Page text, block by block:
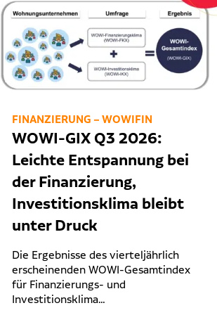
FINANZIERUNG – WOWIFIN
WOWI-GIX Q3 2026:
Leichte Entspannung bei
der Finanzierung,
Investitionsklima bleibt
unter Druck
Die Ergebnisse des vierteljährlich
erscheinenden WOWI-Gesamtindex
für Finanzierungs- und
Investitionsklima…